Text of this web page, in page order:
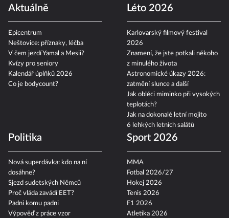
Aktuálně
Epicentrum
Neštovice: příznaky, léčba
V čem jezdí Yamal a Mesii?
Kvízy pro seniory
Kalendář úplňků 2026
Co je bodycount?
Léto 2026
Karlovarský filmový festival
2026
Znamení, že jste potkali někoho
z minulého života
Astronomické úkazy 2026:
zatmění slunce a další
Jak obléci miminko při vysokých
teplotách?
Jak na dokonalé letní mojito
6 lehkých letních salátů
Politika
Nová superdávka: kdo na ní
dosáhne?
Sjezd sudetských Němců
Proč vláda zavádí EET?
Padni komu padni
Výpověď z práce vzor
Sport 2026
MMA
Fotbal 2026/27
Hokej 2026
Tenis 2026
F1 2026
Atletika 2026